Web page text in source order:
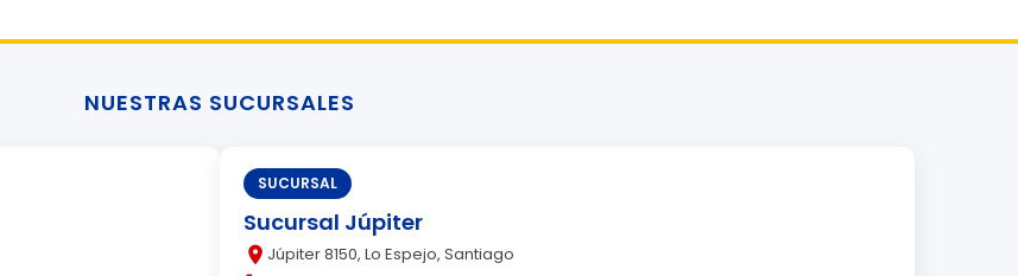
NUESTRAS SUCURSALES
SUCURSAL
Sucursal Júpiter
place Júpiter 8150, Lo Espejo, Santiago